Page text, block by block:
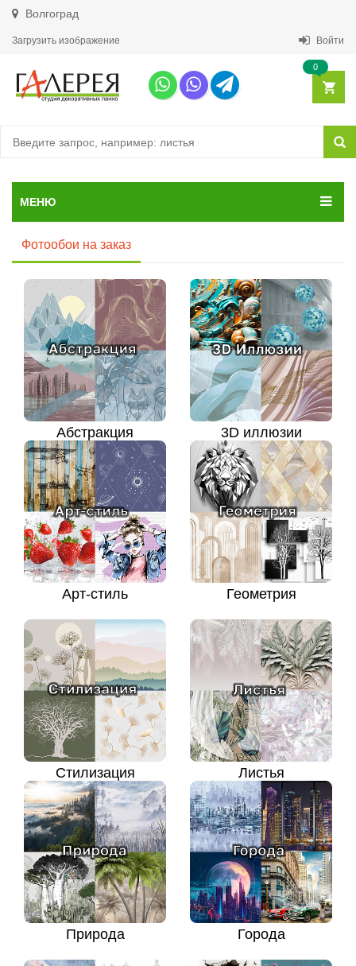
Волгоград
Загрузить изображение Войти
0
МЕНЮ
Фотообои на заказ
Абстракция 3D иллюзии
Арт-стиль Геометрия
Стилизация Листья
Природа Города